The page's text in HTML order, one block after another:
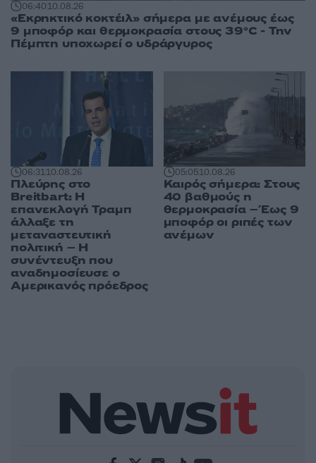
06:4010.08.26
«Εκρηκτικό κοκτέιλ» σήμερα με ανέμους έως
9 μποφόρ και θερμοκρασία στους 39°C - Την
Πέμπτη υποχωρεί ο υδράργυρος
06:3110.08.26
Πλεύρης στο
Breitbart: Η
επανεκλογή Τραμπ
άλλαξε τη
μεταναστευτική
πολιτική – Η
συνέντευξη που
αναδημοσίευσε ο
Αμερικανός πρόεδρος
05:0510.08.26
Καιρός σήμερα: Στους
40 βαθμούς η
θερμοκρασία – Έως 9
μποφόρ οι ριπές των
ανέμων